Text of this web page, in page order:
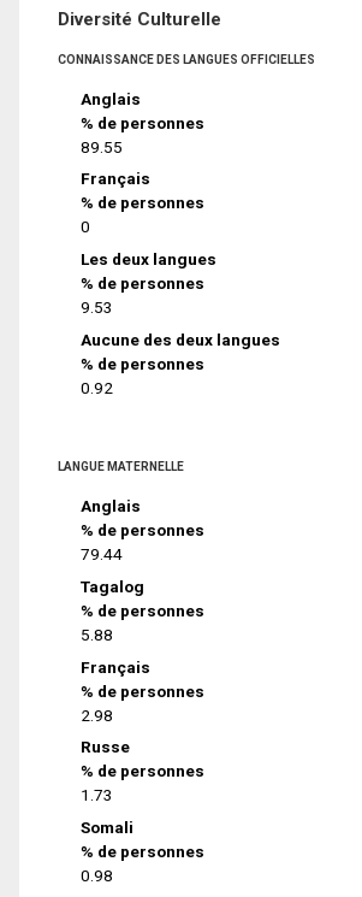
Diversité Culturelle
CONNAISSANCE DES LANGUES OFFICIELLES
Anglais
% de personnes
89.55
Français
% de personnes
0
Les deux langues
% de personnes
9.53
Aucune des deux langues
% de personnes
0.92
LANGUE MATERNELLE
Anglais
% de personnes
79.44
Tagalog
% de personnes
5.88
Français
% de personnes
2.98
Russe
% de personnes
1.73
Somali
% de personnes
0.98